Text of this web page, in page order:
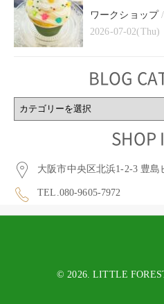
ワークショップ/
2026-07-02(Thu)
BLOG
BLOG
CATEGORY
SHOP
大阪市中央区北浜1-2-3 豊島
TEL.080-9605-7972
© 2026. LITTLE